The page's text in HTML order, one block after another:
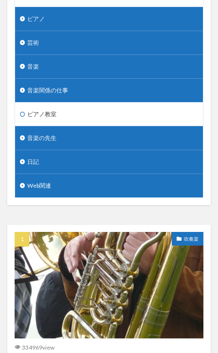
ピアノ
芸術
音楽
音楽関係の仕事
ピアノ教室
音楽の先生
日記
Web関連
吹奏楽
334969view